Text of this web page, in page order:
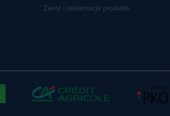
Zwrot i reklamacja produktu